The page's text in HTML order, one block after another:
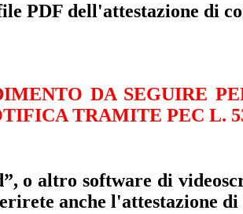
PDF dell'attestazione di
DA SEGUIRE
TRAMITE PEC L.
o altro software di
anche l'attestazione